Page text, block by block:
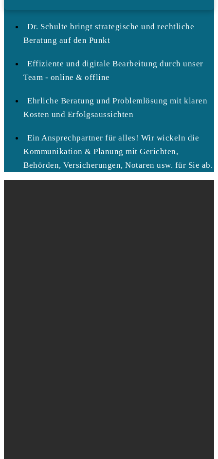
Dr. Schulte bringt strategische und rechtliche
Beratung auf den Punkt
Effiziente und digitale Bearbeitung durch unser
Team - online & offline
Ehrliche Beratung und Problemlösung mit klaren
Kosten und Erfolgsaussichten
Ein Ansprechpartner für alles! Wir wickeln die
Kommunikation & Planung mit Gerichten,
Behörden, Versicherungen, Notaren usw. für Sie ab.